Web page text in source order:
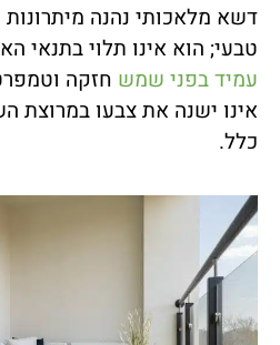
דשא מלאכותי נהנה מיתרונות
טבעי; הוא אינו תלוי בתנאי
עמיד בפני שמש חזקה
אינו ישנה את צבעו במרוצת
כלל.